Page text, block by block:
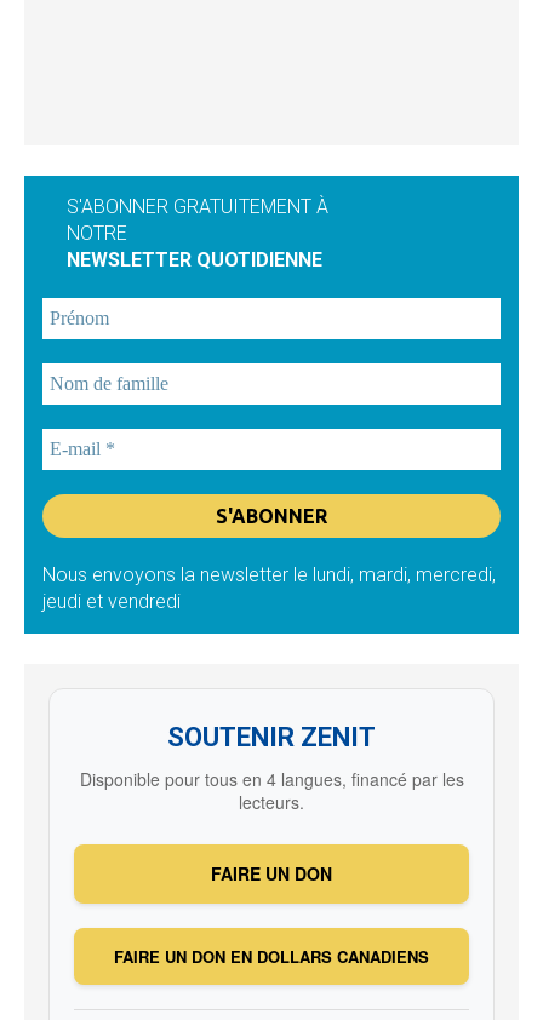
S'ABONNER GRATUITEMENT À
NOTRE
NEWSLETTER QUOTIDIENNE
Nous envoyons la newsletter le lundi, mardi, mercredi,
jeudi et vendredi
SOUTENIR ZENIT
Disponible pour tous en 4 langues, financé par les
lecteurs.
FAIRE UN DON
FAIRE UN DON EN DOLLARS CANADIENS